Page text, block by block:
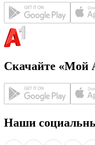
Скачайте «Мой
Наши